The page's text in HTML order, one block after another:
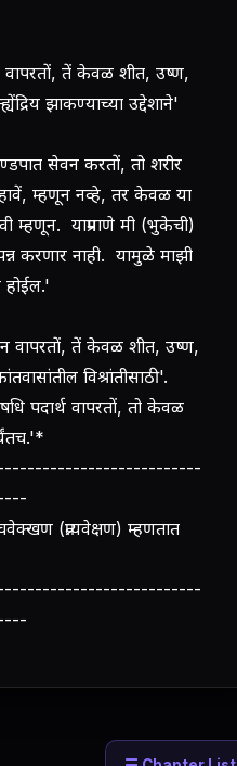
वापरतों, तें केवळ शीत, उष्ण,
झाकण्याच्या उद्देशाने'
सेवन करतों, तो शरीर
म्हणून नव्हे, तर केवळ या
म्हणून. याप्रमाणे मी (भुकेची)
करणार नाही. यामुळे माझी
होईल.'
वापरतों, तें केवळ शीत, उष्ण,
विश्रांतीसाठी'.
पदार्थ वापरतों, तो केवळ
(प्रत्यवेक्षण) म्हणतात